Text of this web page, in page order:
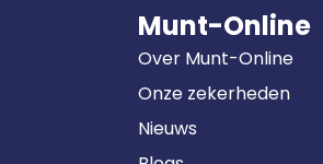
Munt-Online
Over Munt-Online
Onze zekerheden
Nieuws